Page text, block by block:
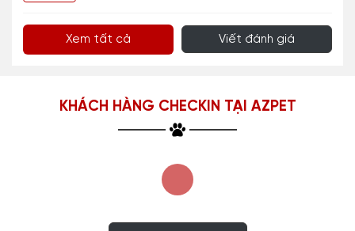
Xem tất cả Viết đánh giá
KHÁCH HÀNG CHECKIN TẠI AZPET